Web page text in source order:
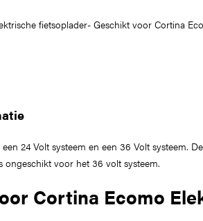
24 Volt systeem en een 36 Volt systeem.
ongeschikt voor het 36 volt systeem.
Cortina Ecomo